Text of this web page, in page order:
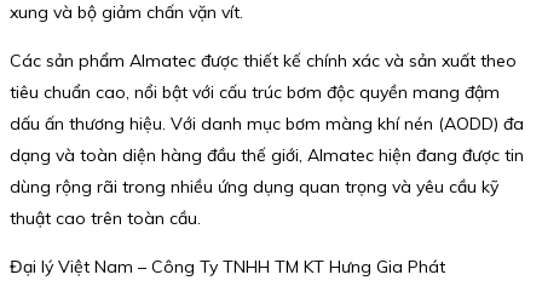
xung và bộ giảm chấn vặn vít.
Các sản phẩm Almatec được thiết kế chính xác và sản xuất theo
tiêu chuẩn cao, nổi bật với cấu trúc bơm độc quyền mang đậm
dấu ấn thương hiệu. Với danh mục bơm màng khí nén (AODD) đa
dạng và toàn diện hàng đầu thế giới, Almatec hiện đang được tin
dùng rộng rãi trong nhiều ứng dụng quan trọng và yêu cầu kỹ
thuật cao trên toàn cầu.
Đại lý Việt Nam – Công Ty TNHH TM KT Hưng Gia Phát